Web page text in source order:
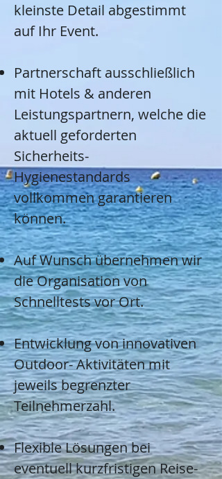
kleinste Detail abgestimmt
auf Ihr Event.
Partnerschaft ausschließlich
mit Hotels & anderen
Leistungspartnern, welche die
aktuell geforderten
Sicherheits-
Hygienestandards
vollkommen garantieren
können.
Auf Wunsch übernehmen wir
die Organisation von
Schnelltests vor Ort.
Entwicklung von innovativen
Outdoor- Aktivitäten mit
jeweils begrenzter
Teilnehmerzahl.
Flexible Lösungen bei
eventuell kurzfristigen Reise-